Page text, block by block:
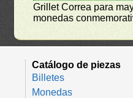
Grillet Correa para
monedas
Catálogo de piezas
Billetes
Monedas